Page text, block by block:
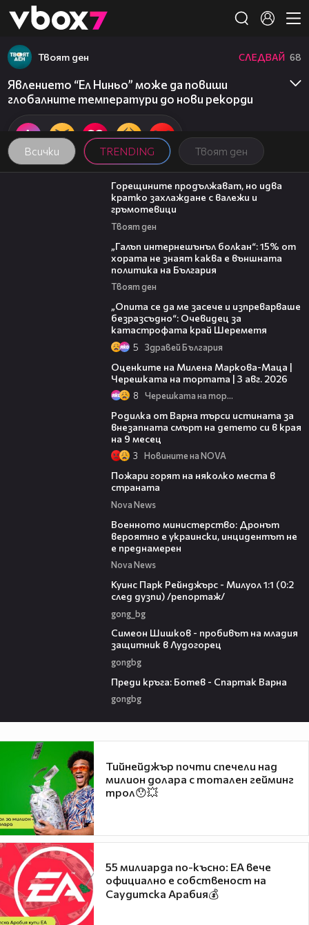
👾
Всички TRENDING Твоят ден
Твоят ден СЛЕДВАЙ 68
Явлението “Ел Ниньо” може да повиши
глобалните температури до нови рекорди
02:31
Горещините продължават, но идва
кратко захлаждане с валежи и
гръмотевици
Твоят ден
„Галъп интернешънъл болкан“: 15% от
хората не знаят каква е външната
политика на България
Твоят ден
„Опита се да ме засече и изпреварваше
безразсъдно“: Очевидец за
катастрофата край Шереметя
5 Здравей България
Оценките на Милена Маркова-Маца |
Черешката на тортата | 3 авг. 2026
8 Черешката на тортата
Родилка от Варна търси истината за
внезапната смърт на детето си в края
на 9 месец
3 Новините на NOVA
Пожари горят на няколко места в
страната
Nova News
Военното министерство: Дронът
вероятно е украински, инцидентът не
е преднамерен
Nova News
Куинс Парк Рейнджърс - Милуол 1:1 (0:2
след дузпи) /репортаж/
gong_bg
Симеон Шишков - пробивът на младия
защитник в Лудогорец
gongbg
Преди кръга: Ботев - Спартак Варна
gongbg
Тийнейджър почти спечели над
милион долара с тотален гейминг
трол😯💥
55 милиарда по-късно: EA вече
официално е собственост на
Саудитска Арабия💰